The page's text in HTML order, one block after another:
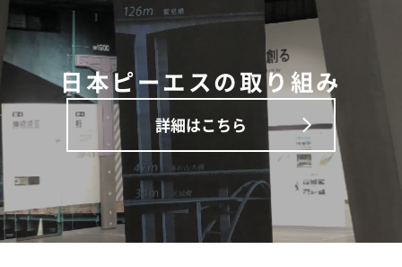
日本ピーエスの取り組み
詳細はこちら